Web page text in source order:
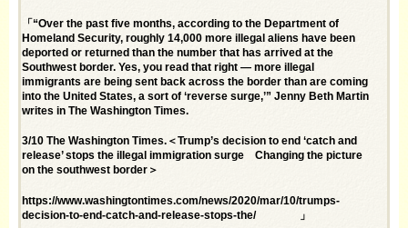
「“Over the past five months, according to the Department of
Homeland Security, roughly 14,000 more illegal aliens have been
deported or returned than the number that has arrived at the
Southwest border. Yes, you read that right — more illegal
immigrants are being sent back across the border than are coming
into the United States, a sort of ‘reverse surge,’” Jenny Beth Martin
writes in The Washington Times.
3/10 The Washington Times.＜Trump’s decision to end ‘catch and
release’ stops the illegal immigration surge Changing the picture
on the southwest border＞
https://www.washingtontimes.com/news/2020/mar/10/trumps-
decision-to-end-catch-and-release-stops-the/」